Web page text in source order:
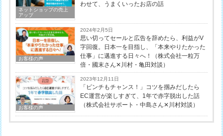
ネットショップの売上
アップ
わせて、うまくいったお店の話
お客様の声
2024年2月5日
思い切ってセールと広告を辞めたら、利益がV
字回復。日本一を目指し、「本来やりたかった
仕事」に邁進する日々へ！（株式会社一粒万
倍・國末さん✕川村・亀田対談）
お客様の声
2023年12月11日
「ピンチもチャンス！」コツを掴みだしたら
EC運営が楽しすぎて、1年で赤字脱出した話
（株式会社サポート・中島さん✕川村対談）